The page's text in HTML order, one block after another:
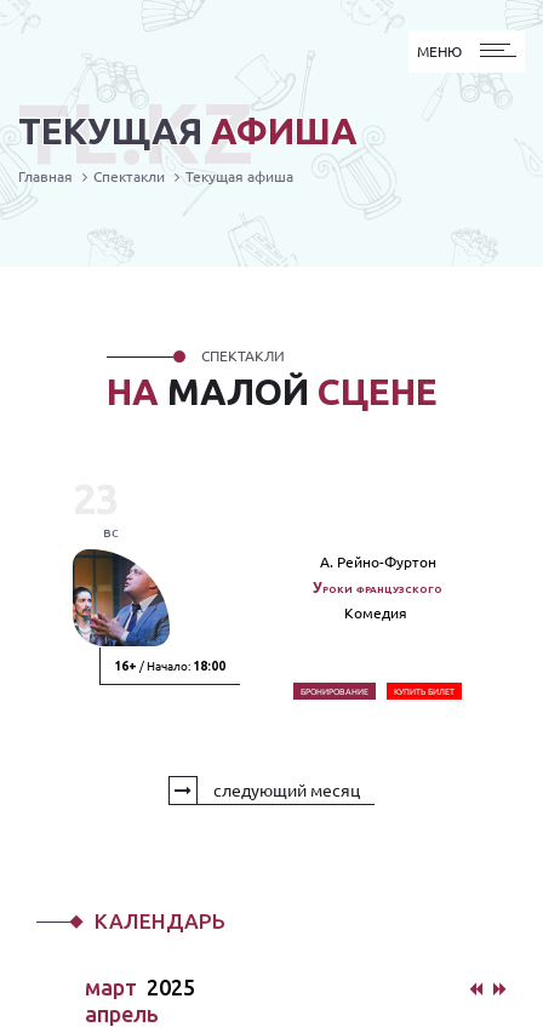
МЕНЮ
МЕНЮ
ТЕКУЩАЯ АФИША
TL.KZ
Главная Спектакли Текущая афиша
НА МАЛОЙ СЦЕНЕ
СПЕКТАКЛИ
вс
16+ / Начало: 18:00
А. Рейно-Фуртон
Уроки французского
Комедия
БРОНИРОВАНИЕ КУПИТЬ БИЛЕТ
следующий месяц
КАЛЕНДАРЬ
март 2025
апрель